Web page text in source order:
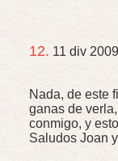
12. 11 div
Nada, de este
ganas de
conmigo, y
Saludos Joan